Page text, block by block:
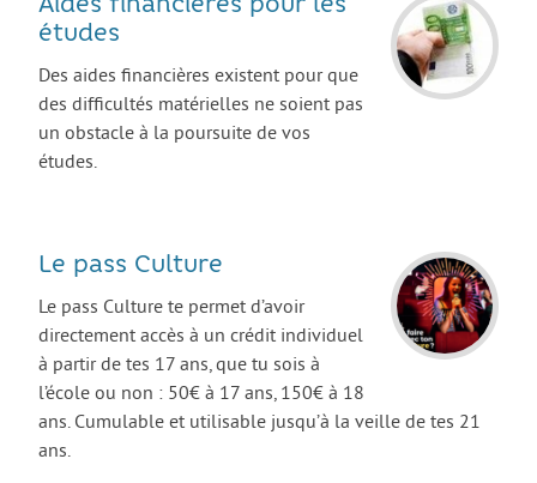
AGIR
Agir au quotidien
Etre bénévole ou volontaire
Créer mon projet
Chercher un job
Qui peut m’accompagner ?
Les offres
ETUDES / FORMATION
Aides financières pour les
études
Des aides financières existent pour que
des difficultés matérielles ne soient pas
un obstacle à la poursuite de vos
études.
Le pass Culture
Le pass Culture te permet d’avoir
directement accès à un crédit individuel
à partir de tes 17 ans, que tu sois à
l’école ou non : 50€ à 17 ans, 150€ à 18
ans. Cumulable et utilisable jusqu’à la veille de tes 21
ans.